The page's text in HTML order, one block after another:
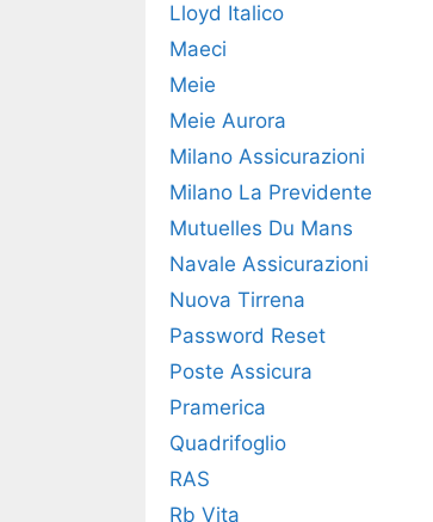
Lloyd Italico
Maeci
Meie
Meie Aurora
Milano Assicurazioni
Milano La Previdente
Mutuelles Du Mans
Navale Assicurazioni
Nuova Tirrena
Password Reset
Poste Assicura
Pramerica
Quadrifoglio
RAS
Rb Vita